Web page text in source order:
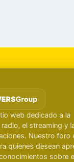
Group
web dedicado a la
el streaming y
Nuestro foro
quienes desean
sobre